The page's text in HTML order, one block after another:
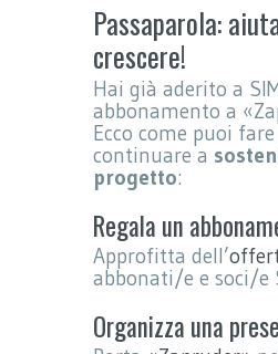
Passaparola:
crescere!
Hai già aderito a
abbonamento a
Ecco come puoi
continuare a
progetto:
Regala un
Approfitta dell’
abbonati/e e soci/e
Organizza una